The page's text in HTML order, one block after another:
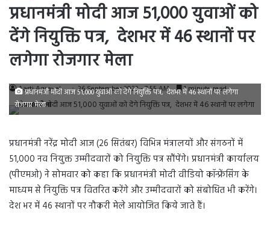
प्रधानमंत्री मोदी आज 51,000 युवाओं को
देंगे नियुक्ति पत्र, देशभर में 46 स्थानों पर
लगेगा रोजगार मेला
Aarti Agravat 26 September 2023 - 7:55 AM 1 minute read
प्रधानमंत्री मोदी आज 51,000 युवाओं को देंगे नियुक्ति पत्र, देशभर में 46 स्थानों पर लगेगा
रोजगार मेला
प्रधानमंत्री नरेंद्र मोदी आज (26 सितंबर) विभिन्न मंत्रालयों और संगठनों में
51,000 नव नियुक्त उम्मीदवारों को नियुक्ति पत्र सौंपेंगे। प्रधानमंत्री कार्यालय
(पीएमओ) ने सोमवार को कहा कि प्रधानमंत्री मोदी वीडियो कॉन्फ्रेंसिंग के
माध्यम से नियुक्ति पत्र वितरित करेंगे और उम्मीदवारों को संबोधित भी करेंगे।
देश भर में 46 स्थानों पर नौकरी मेले आयोजित किये जाते हैं।